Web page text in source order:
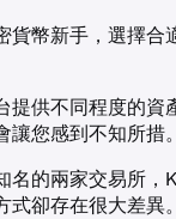
貨幣新手，選擇合
提供不同程度的
讓您感到不知所措。
名的兩家交易所，
式卻存在很大差異。